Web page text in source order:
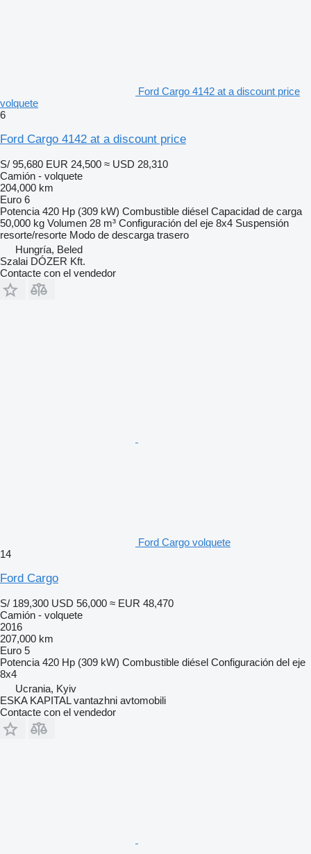
Ford Cargo 4142 at a discount price
volquete
6
Ford Cargo 4142 at a discount price
S/ 95,680 EUR 24,500 ≈ USD 28,310
Camión - volquete
204,000 km
Euro 6
Potencia 420 Hp (309 kW) Combustible diésel Capacidad de carga
50,000 kg Volumen 28 m³ Configuración del eje 8x4 Suspensión
resorte/resorte Modo de descarga trasero
Hungría, Beled
Szalai DÓZER Kft.
Contacte con el vendedor
Ford Cargo volquete
14
Ford Cargo
S/ 189,300 USD 56,000 ≈ EUR 48,470
Camión - volquete
2016
207,000 km
Euro 5
Potencia 420 Hp (309 kW) Combustible diésel Configuración del eje
8x4
Ucrania, Kyiv
ESKA KAPITAL vantazhni avtomobili
Contacte con el vendedor